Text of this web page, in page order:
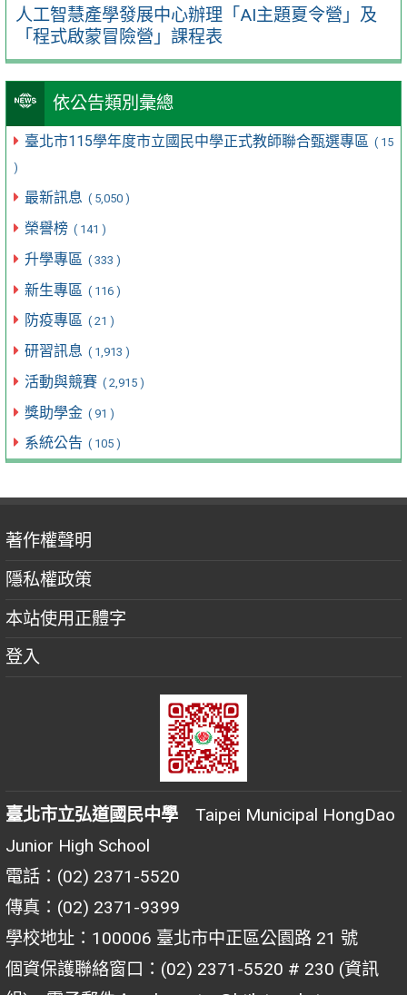
人工智慧產學發展中心辦理「AI主題夏令營」及
「程式啟蒙冒險營」課程表
依公告類別彙總
臺北市115學年度市立國民中學正式教師聯合甄選專區 ( 15
)
最新訊息 ( 5,050 )
榮譽榜 ( 141 )
升學專區 ( 333 )
新生專區 ( 116 )
防疫專區 ( 21 )
研習訊息 ( 1,913 )
活動與競賽 ( 2,915 )
獎助學金 ( 91 )
系統公告 ( 105 )
著作權聲明
隱私權政策
本站使用正體字
登入
臺北市立弘道國民中學 Taipei Municipal HongDao
Junior High School
電話：(02) 2371-5520
傳真：(02) 2371-9399
學校地址：100006 臺北市中正區公園路 21 號
個資保護聯絡窗口：(02) 2371-5520 # 230 (資訊